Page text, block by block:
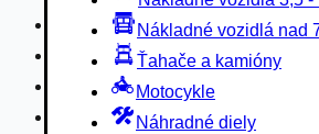
Nákladné vozidlá nad
Ťahače a kamióny
Motocykle
Náhradné diely
Náhradné diely
Autobusy
Vodné/Snežné skútre,
Obytné prívesy autokaravany /